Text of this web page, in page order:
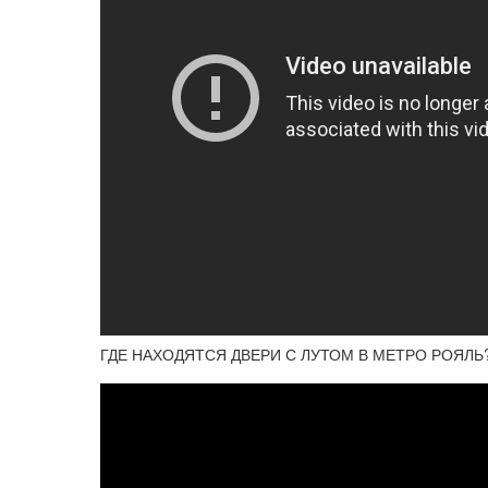
ГДЕ НАХОДЯТСЯ ДВЕРИ С ЛУТОМ В МЕТРО